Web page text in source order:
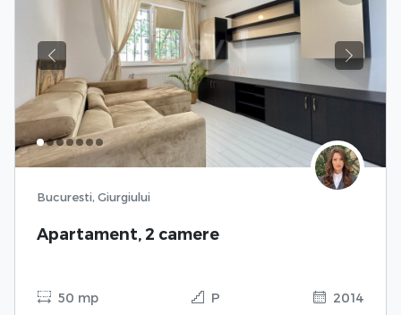
Previous Next
Bucuresti, Giurgiului
Apartament, 2 camere
50 mp P 2014